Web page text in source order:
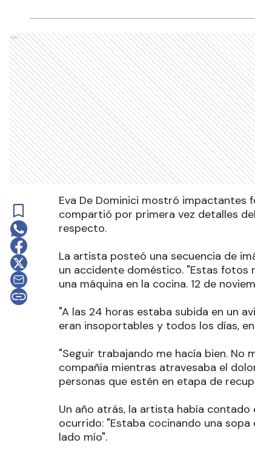
Ads
Eva De Dominici mostró impactantes
compartió por primera vez detalles
respecto.
La artista posteó una secuencia de
un accidente doméstico. "Estas fotos
una máquina en la cocina. 12 de
"A las 24 horas estaba subida en un
eran insoportables y todos los días,
"Seguir trabajando me hacía bien. No
compañía mientras atravesaba el
personas que estén en etapa de
Un año atrás, la artista había contado
ocurrido: "Estaba cocinando una
lado mío".